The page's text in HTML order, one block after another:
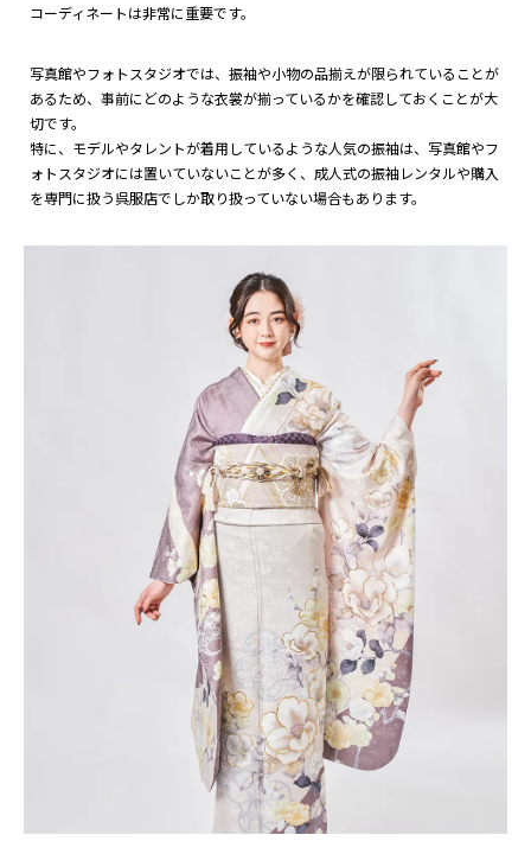
コーディネートは非常に重要です。
写真館やフォトスタジオでは、振袖や小物の品揃えが限られていることが
あるため、事前にどのような衣裳が揃っているかを確認しておくことが大
切です。
特に、モデルやタレントが着用しているような人気の振袖は、写真館やフ
ォトスタジオには置いていないことが多く、成人式の振袖レンタルや購入
を専門に扱う呉服店でしか取り扱っていない場合もあります。